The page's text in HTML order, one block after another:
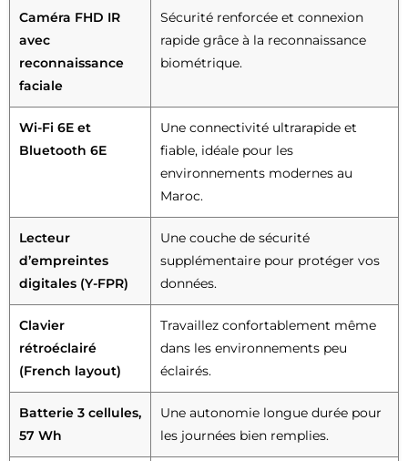
Caméra FHD IR
avec
reconnaissance
faciale
Sécurité renforcée et connexion
rapide grâce à la reconnaissance
biométrique.
Wi-Fi 6E et
Bluetooth 6E
Une connectivité ultrarapide et
fiable, idéale pour les
environnements modernes au
Maroc.
Lecteur
d’empreintes
digitales (Y-FPR)
Une couche de sécurité
supplémentaire pour protéger vos
données.
Clavier
rétroéclairé
(French layout)
Travaillez confortablement même
dans les environnements peu
éclairés.
Batterie 3 cellules,
57 Wh
Une autonomie longue durée pour
les journées bien remplies.